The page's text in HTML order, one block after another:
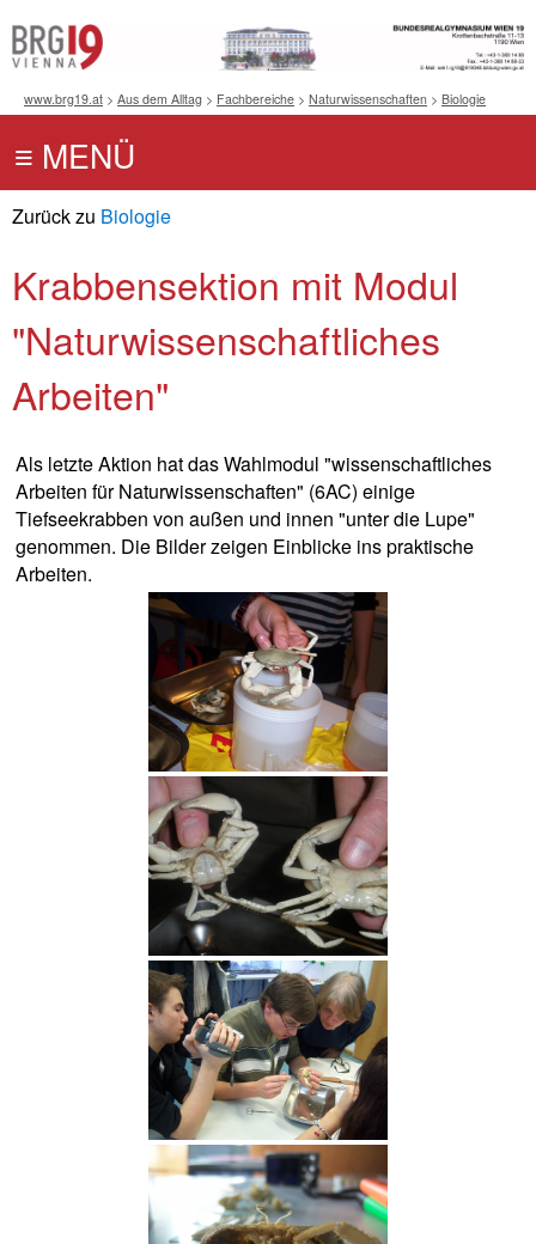
www.brg19.at > Aus dem Alltag > Fachbereiche > Naturwissenschaften > Biologie
Zurück zu Biologie
Krabbensektion mit Modul
"Naturwissenschaftliches
Arbeiten"
Als letzte Aktion hat das Wahlmodul "wissenschaftliches
Arbeiten für Naturwissenschaften" (6AC) einige
Tiefseekrabben von außen und innen "unter die Lupe"
genommen. Die Bilder zeigen Einblicke ins praktische
Arbeiten.